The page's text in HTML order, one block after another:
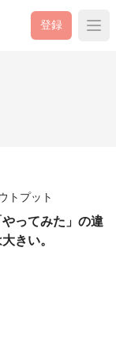
登録
トプット
ってみた」の違
きい。